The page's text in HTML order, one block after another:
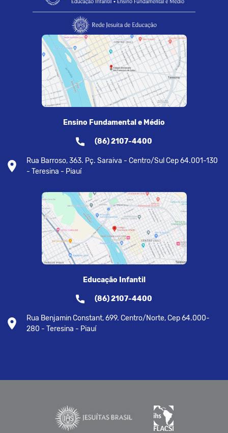
Ensino Fundamental e Médio
(86) 2107-4400
Rua Barroso, 363. Pç. Saraiva - Centro/Sul Cep 64.001-130
- Teresina - Piauí
Educação Infantil
(86) 2107-4400
Rua Benjamin Constant, 699. Centro/Norte, Cep 64.000-
280 - Teresina - Piauí